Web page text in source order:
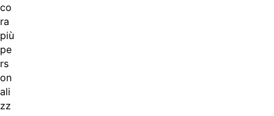
co
ra
più
pe
rs
on
ali
zz